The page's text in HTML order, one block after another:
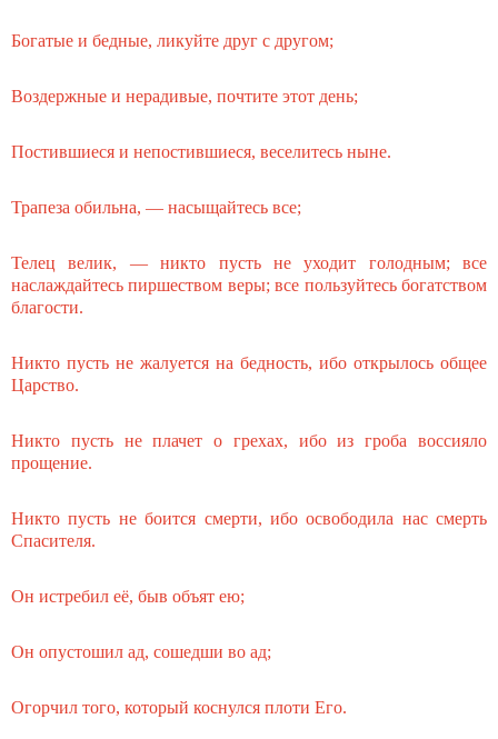
Богатые и бедные, ликуйте друг с другом;
Воздержные и нерадивые, почтите этот день;
Постившиеся и непостившиеся, веселитесь ныне.
Трапеза обильна, — насыщайтесь все;
Телец велик, — никто пусть не уходит голодным; все
наслаждайтесь пиршеством веры; все пользуйтесь богатством
благости.
Никто пусть не жалуется на бедность, ибо открылось общее
Царство.
Никто пусть не плачет о грехах, ибо из гроба воссияло
прощение.
Никто пусть не боится смерти, ибо освободила нас смерть
Спасителя.
Он истребил её, быв объят ею;
Он опустошил ад, сошедши во ад;
Огорчил того, который коснулся плоти Его.